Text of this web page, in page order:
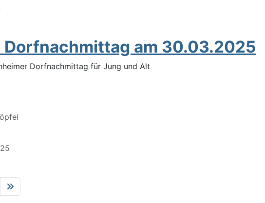
Dorfnachmittag am 30.03.2025
Dorfnachmittag für Jung und Alt